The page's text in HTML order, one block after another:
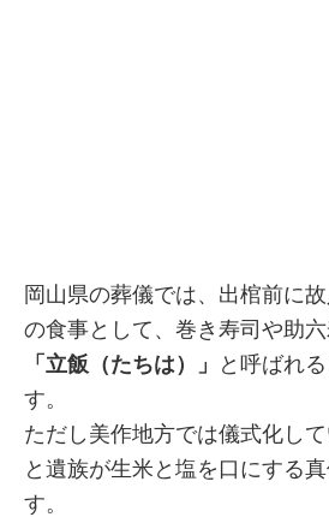
岡山県の葬儀では、出棺前に
の食事として、巻き寿司や助
「立飯（たちは）」
と呼ばれ
す。
ただし美作地方では儀式化し
と遺族が生米と塩を口にする
す。